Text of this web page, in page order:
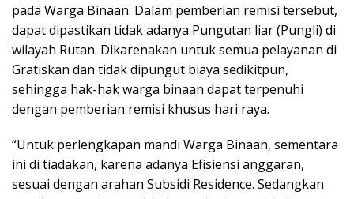
pada Warga Binaan. Dalam pemberian remisi tersebut,
dapat dipastikan tidak adanya Pungutan liar (Pungli) di
wilayah Rutan. Dikarenakan untuk semua pelayanan di
Gratiskan dan tidak dipungut biaya sedikitpun,
sehingga hak-hak warga binaan dapat terpenuhi
dengan pemberian remisi khusus hari raya.
“Untuk perlengkapan mandi Warga Binaan, sementara
ini di tiadakan, karena adanya Efisiensi anggaran,
sesuai dengan arahan Subsidi Residence. Sedangkan